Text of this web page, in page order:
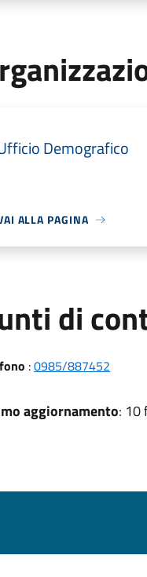
Demografico
ALLA PAGINA
di
:0985/887452
aggiornamento: 10